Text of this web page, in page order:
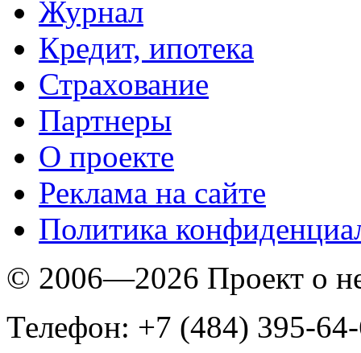
Журнал
Кредит, ипотека
Страхование
Партнеры
O проекте
Реклама на сайте
Политика
© 2006—2026 Проект о
Телефон: +7 (484) 395-